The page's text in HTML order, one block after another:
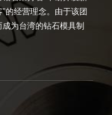
的经营理念。由于该团
为台湾的钻石模具制